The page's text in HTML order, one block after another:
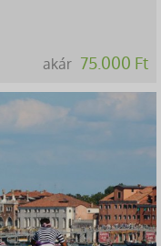
akár 75.000 Ft